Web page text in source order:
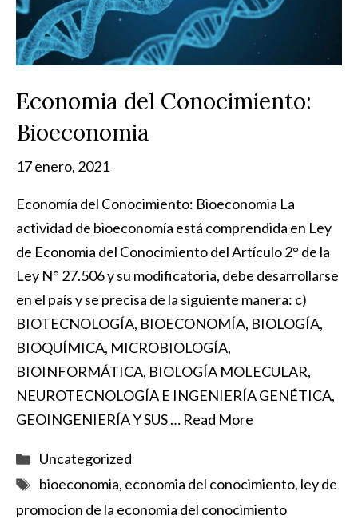
Economia del Conocimiento:
Bioeconomia
17 enero, 2021
Economía del Conocimiento: Bioeconomia La
actividad de bioeconomía está comprendida en Ley
de Economia del Conocimiento del Artículo 2° de la
Ley N° 27.506 y su modificatoria, debe desarrollarse
en el país y se precisa de la siguiente manera: c)
BIOTECNOLOGÍA, BIOECONOMÍA, BIOLOGÍA,
BIOQUÍMICA, MICROBIOLOGÍA,
BIOINFORMÁTICA, BIOLOGÍA MOLECULAR,
NEUROTECNOLOGÍA E INGENIERÍA GENÉTICA,
GEOINGENIERÍA Y SUS … Read More
Categorías
Uncategorized
Etiquetas
bioeconomia, economia del conocimiento, ley de
promocion de la economia del conocimiento